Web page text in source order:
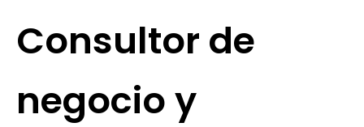
Consultor de
negocio y